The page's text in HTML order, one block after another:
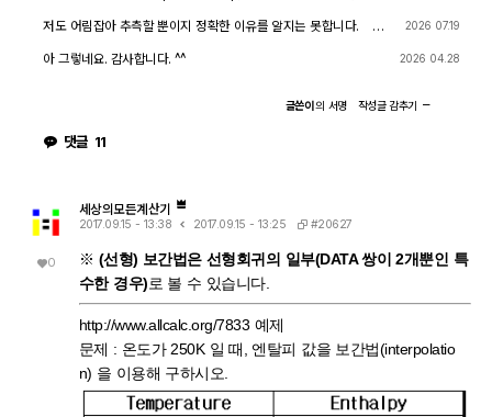
이 조건들을 일일이 다 추적하지 않고 넘어가면서, 원래는 (e≠0, r+l
·ω·i ≠ 0 등) 복소수 특유의 좁은 정의역을 가진 식을, r, l, ω가 어떤
실수여도(부호 무관하게) 정의되는 1/√(r²+l²·ω²)라는 더 넓은 정의
역의 식으로 바꿔버린 것입니다. CAS는 이 손실을 감지하고 경고를
가지고 있던 정의역 제약 정보(부호 조건, i 관련 조건 등)를 이미 버
끄럽게 만드는 원인입니다. 첫 번째 시도에서는 i가 살아있는 원래 식
산 단계에서 이미 그런 세밀한 정의역 추적을 CAS 스스로 포기(단
순화)했기 때문에, 이후 ω에 무리식을 대입해도 "이게 실수가 맞
나?" 하는 검증 절차 없이 그냥 대수적으로 치환·정리해 버립니다. 그
래서 깔끔하게 √c/√l이 나온 겁니다. 한 줄 요약 절댓값 계산 시 뜬
"정의역이 넓어졌을 수 있다"는 경고는, CAS가 그 순간에 원래 식의
엄밀한 조건(정의역)을 놓쳤다는 신호이고, 바로 그 "조건을 놓친 상
래 회로 조건(i≠0이 되는 경계, 분모가 0이 되는 경우 등)에서는 엄
밀히 성립하지 않을 수 있다는 점은 감안하셔야 합니다. 실제 물리적
으로는 r, l, c > 0이고 결과도 물리적으로 타당한 형태라 문제없어
보이지만, 수학적 엄밀성 측면에서는 "정의역이 넓어진 근사적 결
과"라는 꼬리표가 붙어있는 셈입니다.
다. 대입 후에 처음부터 다시 "실수부/허수부 분리, 유리화" 같은 재간
의 핵심입니다. 첫 번째 경우 (|er/(e·r)| | con_1 and con → 실패) 이
시점의 식은 아직 r + l·ω·i 형태의 복소수 그대로입니다 (i가 살아있
신 con 조건은 c>0, l>0, r>0뿐이고, 1-c·r²≥0이라는 조건은 포함
되어 있지 않습니다. 그래서 CAS는 i와 이 무리식을 더 정리(유리화,
"복소수 → 실수" 변환을 완료한 결과입니다. 즉 1/√(r²+l²·ω²)에는
더 이상 i가 없고, 순수하게 r, l, ω로만 이루어진 실수식입니다. 이 식
에 ω = con_1을 대입하는 것은 그냥 실수 대수식에 실수 대입하는
것이므로, i와 무리식이 뒤엉키는 문제 자체가 발생하지 않습니다. 그
래서 바로 깔끔하게 √c/√l로 정리됩니다. 정리하면 절댓값(모듈러
스) 계산은 "이 값들이 실수다"라는 가정을 이미 내부적으로 써서 i를
제거하는 연산입니다. 그 연산을 조건 대입 이전에 해두면, 이후 대입
은 단순 실수 대입이라 문제없이 정리됩니다. 반대로 i가 남아있는 식
에 무리식을 포함한 조건을 먼저 대입하면, 그 무리식의 실수성/부호
에 대한 가정이 없어서 CAS가 i를 소거하는 재간소화를 못 하고 멈
절댓값·실수화(유리화) 등을 먼저 끝내서 i를 없앤 뒤 조건을 대입하
한 번 더 걸어주면 (필요한 도메인 조건과 함께) 정리가 되는 경우가
저도 어림잡아 추측할 뿐이지 정확한 이유를 알지는 못합니다. 질
nnet 5) AI에 넣어 보니 claude AI 가 제일 합리적인 답변을 주어서
2026 07.19
아 그렇네요. 감사합니다. ^^ 2026 04.28
글쓴이의 서명 작성글감추기
댓글 11
0
세상의모든계산기
2017.09.15 - 13:38 2017.09.15 - 13:25 #20627
※ (선형) 보간법은 선형회귀의 일부(DATA 쌍이 2개뿐인 특
수한 경우)로 볼 수 있습니다.
http://www.allcalc.org/7833 예제
문제 : 온도가 250K 일 때, 엔탈피 값을 보간법(interpolatio
n) 을 이용해 구하시오.